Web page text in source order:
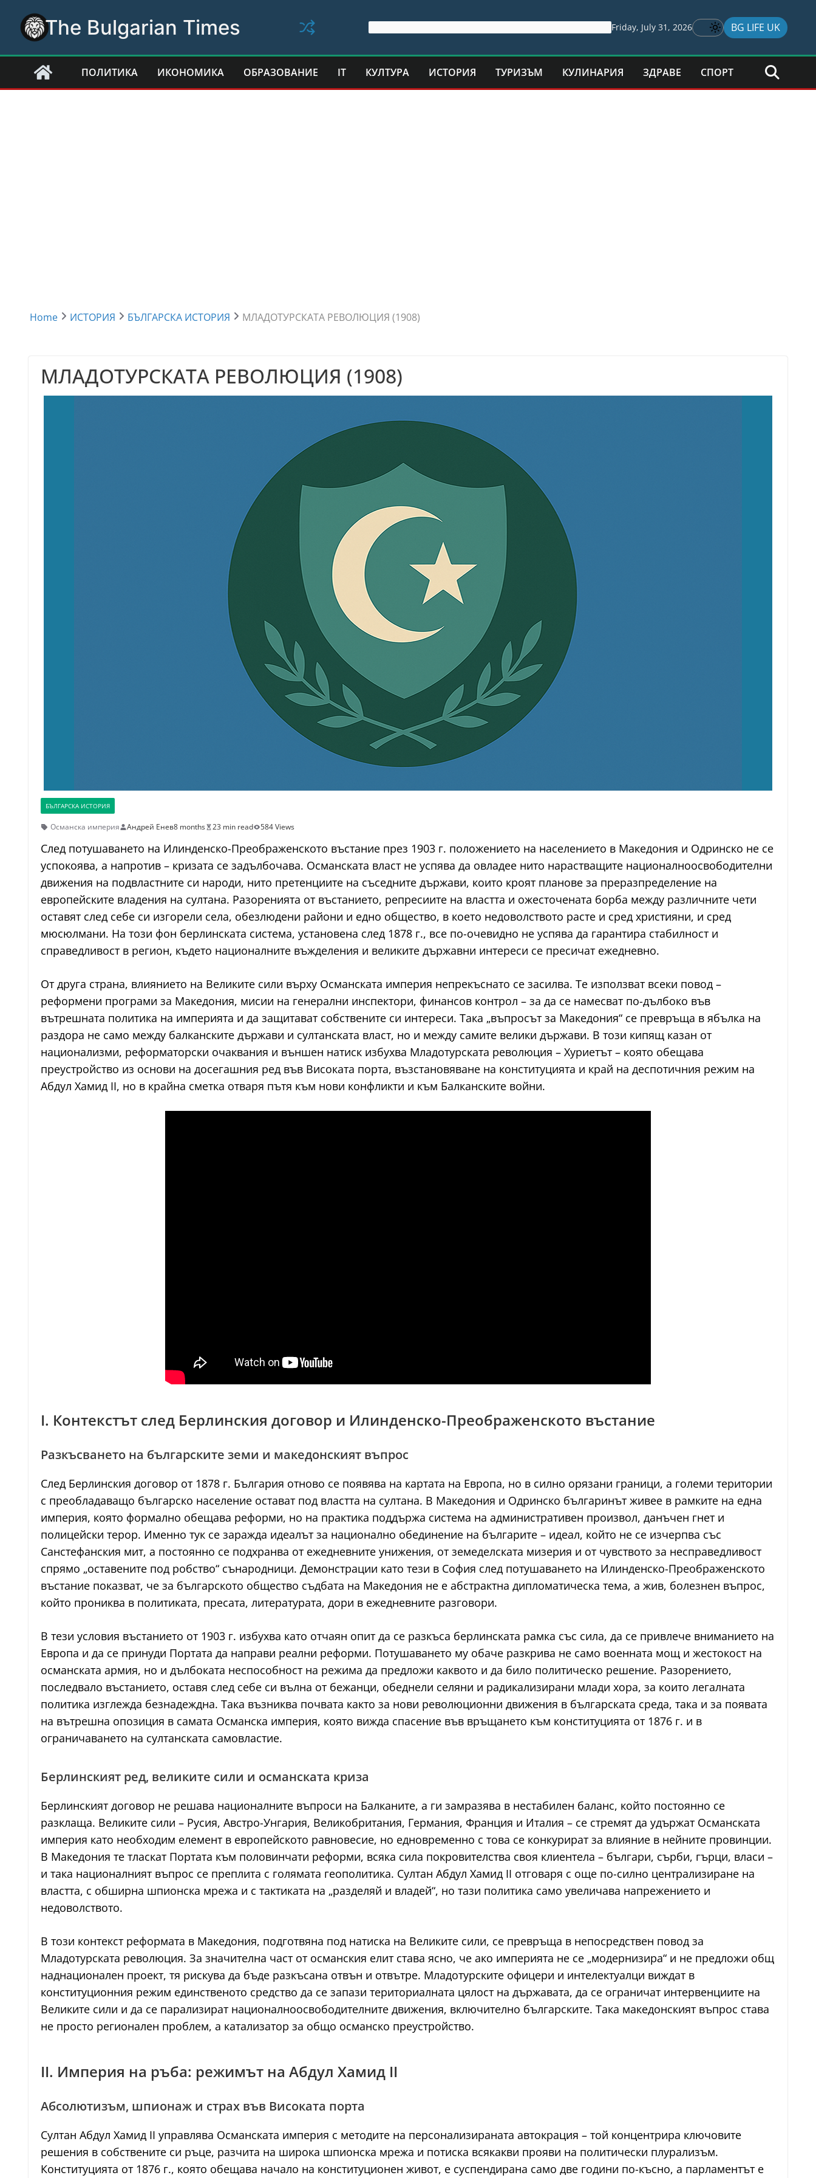
content
The Bulgarian Times Friday, July 31, 2026 BG LIFE UK
ПОЛИТИКА ИКОНОМИКА ОБРАЗОВАНИЕ IT КУЛТУРА ИСТОРИЯ ТУРИЗЪМ КУЛИНАРИЯ ЗДРАВЕ СПОРТ
Home ИСТОРИЯ БЪЛГАРСКА ИСТОРИЯ МЛАДОТУРСКАТА РЕВОЛЮЦИЯ (1908)
МЛАДОТУРСКАТА РЕВОЛЮЦИЯ (1908)
БЪЛГАРСКА ИСТОРИЯ
Османска империя Андрей Енев8 months 23 min read 584 Views
След потушаването на Илинденско-Преображенското въстание през 1903 г. положението на населението в Македония и Одринско не се
успокоява, а напротив – кризата се задълбочава. Османската власт не успява да овладее нито нарастващите националноосвободителни
движения на подвластните си народи, нито претенциите на съседните държави, които кроят планове за преразпределение на
европейските владения на султана. Разоренията от въстанието, репресиите на властта и ожесточената борба между различните чети
оставят след себе си изгорели села, обезлюдени райони и едно общество, в което недоволството расте и сред християни, и сред
мюсюлмани. На този фон берлинската система, установена след 1878 г., все по-очевидно не успява да гарантира стабилност и
справедливост в регион, където националните въжделения и великите държавни интереси се пресичат ежедневно.
От друга страна, влиянието на Великите сили върху Османската империя непрекъснато се засилва. Те използват всеки повод –
реформени програми за Македония, мисии на генерални инспектори, финансов контрол – за да се намесват по-дълбоко във
вътрешната политика на империята и да защитават собствените си интереси. Така „въпросът за Македония“ се превръща в ябълка на
раздора не само между балканските държави и султанската власт, но и между самите велики държави. В този кипящ казан от
национализми, реформаторски очаквания и външен натиск избухва Младотурската революция – Хуриетът – която обещава
преустройство из основи на досегашния ред във Високата порта, възстановяване на конституцията и край на деспотичния режим на
Абдул Хамид II, но в крайна сметка отваря пътя към нови конфликти и към Балканските войни.
I. Контекстът след Берлинския договор и Илинденско-Преображенското въстание
Разкъсването на българските земи и македонският въпрос
След Берлинския договор от 1878 г. България отново се появява на картата на Европа, но в силно орязани граници, а големи територии
с преобладаващо българско население остават под властта на султана. В Македония и Одринско българинът живее в рамките на една
империя, която формално обещава реформи, но на практика поддържа система на административен произвол, данъчен гнет и
полицейски терор. Именно тук се заражда идеалът за национално обединение на българите – идеал, който не се изчерпва със
Санстефанския мит, а постоянно се подхранва от ежедневните унижения, от земеделската мизерия и от чувството за несправедливост
спрямо „оставените под робство“ сънародници. Демонстрации като тези в София след потушаването на Илинденско-Преображенското
въстание показват, че за българското общество съдбата на Македония не е абстрактна дипломатическа тема, а жив, болезнен въпрос,
който прониква в политиката, пресата, литературата, дори в ежедневните разговори.
В тези условия въстанието от 1903 г. избухва като отчаян опит да се разкъса берлинската рамка със сила, да се привлече вниманието на
Европа и да се принуди Портата да направи реални реформи. Потушаването му обаче разкрива не само военната мощ и жестокост на
османската армия, но и дълбоката неспособност на режима да предложи каквото и да било политическо решение. Разорението,
последвало въстанието, оставя след себе си вълна от бежанци, обеднели селяни и радикализирани млади хора, за които легалната
политика изглежда безнадеждна. Така възниква почвата както за нови революционни движения в българската среда, така и за появата
на вътрешна опозиция в самата Османска империя, която вижда спасение във връщането към конституцията от 1876 г. и в
ограничаването на султанската самовластие.
Берлинският ред, великите сили и османската криза
Берлинският договор не решава националните въпроси на Балканите, а ги замразява в нестабилен баланс, който постоянно се
разклаща. Великите сили – Русия, Австро-Унгария, Великобритания, Германия, Франция и Италия – се стремят да удържат Османската
империя като необходим елемент в европейското равновесие, но едновременно с това се конкурират за влияние в нейните провинции.
В Македония те тласкат Портата към половинчати реформи, всяка сила покровителства своя клиентела – българи, сърби, гърци, власи –
и така националният въпрос се преплита с голямата геополитика. Султан Абдул Хамид II отговаря с още по-силно централизиране на
властта, с обширна шпионска мрежа и с тактиката на „разделяй и владей“, но тази политика само увеличава напрежението и
недоволството.
В този контекст реформата в Македония, подготвяна под натиска на Великите сили, се превръща в непосредствен повод за
Младотурската революция. За значителна част от османския елит става ясно, че ако империята не се „модернизира“ и не предложи общ
наднационален проект, тя рискува да бъде разкъсана отвън и отвътре. Младотурските офицери и интелектуалци виждат в
конституционния режим единственото средство да се запази териториалната цялост на държавата, да се ограничат интервенциите на
Великите сили и да се парализират националноосвободителните движения, включително българските. Така македонският въпрос става
не просто регионален проблем, а катализатор за общо османско преустройство.
II. Империя на ръба: режимът на Абдул Хамид II
Абсолютизъм, шпионаж и страх във Високата порта
Султан Абдул Хамид II управлява Османската империя с методите на персонализираната автокрация – той концентрира ключовите
решения в собствените си ръце, разчита на широка шпионска мрежа и потиска всякакви прояви на политически плурализъм.
Конституцията от 1876 г., която обещава начало на конституционен живот, е суспендирана само две години по-късно, а парламентът е